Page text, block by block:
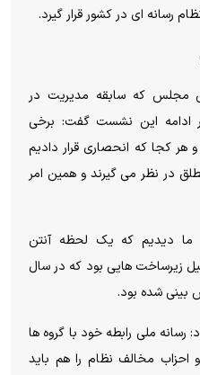
رسانه ای در کشور قرار گیرد.
مجلس که سابقه مدیریت در
ادامه این نشست گفت: برخی
هر کجا که انحصاری قرار دادیم
در نظر می گیرند و همین امر
دیدیم که یک لحظه آنتن
زیرساخت هایی بود که در سال
بینی شده بود.
رسانه ملی رابطه خود با گروه ها
احزاب مخالف نظام را هم باید